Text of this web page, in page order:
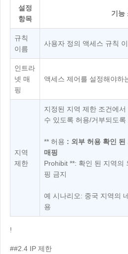
설정
항목
기능
규칙
이름
사용자 정의 액세스 규칙
인트라
넷 매
핑
액세스 제어를 설정해야하
지역
제한
지정된 지역 제한 조건에
수 있도록 허용/거부되도
** 허용 : 외부 허용 확인 된
매핑
Prohibit **: 확인 된 지역의
핑 금지
예 시나리오: 중국 지역의
용
!
##2.4 IP 제한